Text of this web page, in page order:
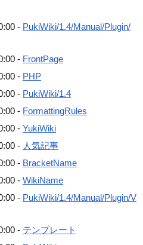
- PukiWiki/1.4/Manual/Plugin/
- FrontPage
- PHP
- PukiWiki/1.4
- FormattingRules
-YukiWiki
- 人気記事
- BracketName
-WikiName
- PukiWiki/1.4/Manual/Plugin/V
- テンプレート